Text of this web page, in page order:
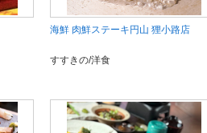
海鮮 肉鮮ステーキ円山 狸小路店
すすきの/洋食